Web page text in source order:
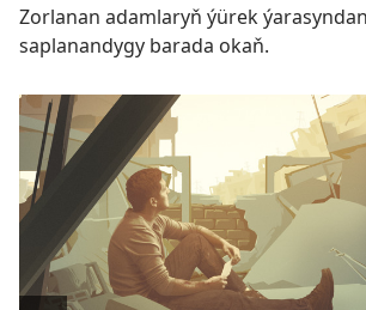
Zorlanan adamlaryň ýürek
saplanandygy barada okaň.